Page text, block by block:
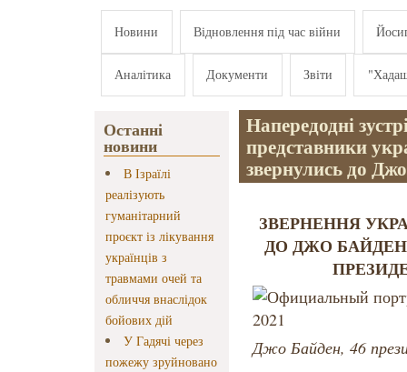
Новини Відновлення під час війни
Аналітика Документи Звіти
Останні
новини
В Ізраїлі
реалізують
гуманітарний
проєкт із лікування
українців з
травмами очей та
обличчя внаслідок
бойових дій
У Гадячі через
пожежу зруйновано
Напередодні
представники
звернулись до
ЗВЕРНЕННЯ
ДО ДЖО
Джо Байден, 46